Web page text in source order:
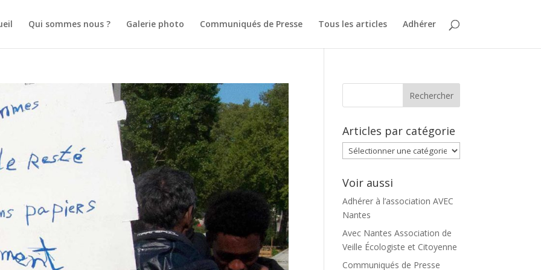
Qui sommes nous ? Galerie photo Communiqués de Presse Tous les articles Adhérer
Articles par catégorie
Articles
par
catégorie
Voir aussi
Adhérer à l’association AVEC
Nantes
Avec Nantes Association de
Veille Écologiste et Citoyenne
Communiqués de Presse